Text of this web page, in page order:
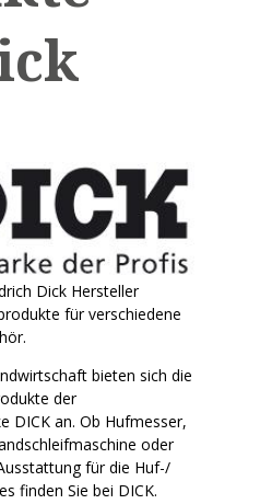
Dick Hersteller
für verschiedene
bieten sich die
der
DICK an. Ob Hufmesser,
oder
für die Huf-/
finden Sie bei DICK.